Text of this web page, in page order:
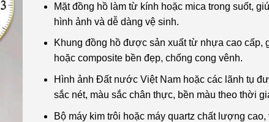
Mặt đồng hồ làm từ kính hoặc mica trong suốt,
hình ảnh và dễ dàng vệ sinh.
Khung đồng hồ được sản xuất từ nhựa cao cấp,
hoặc composite bền đẹp, chống cong vênh.
Hình ảnh Đất nước Việt Nam hoặc các lãnh tụ
sắc nét, màu sắc chân thực, bền màu theo thời
Bộ máy kim trôi hoặc máy quartz chất lượng cao,